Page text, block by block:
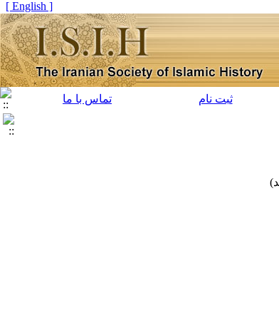
[ English ]
ثبت نام تماس با ما
)